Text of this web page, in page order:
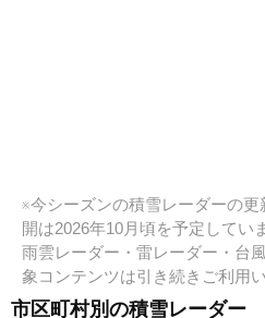
※今シーズンの積雪レーダーの
開は2026年10月頃を予定してい
雨雲レーダー・雷レーダー・台
象コンテンツは引き続きご利用
市区町村別の積雪レーダー